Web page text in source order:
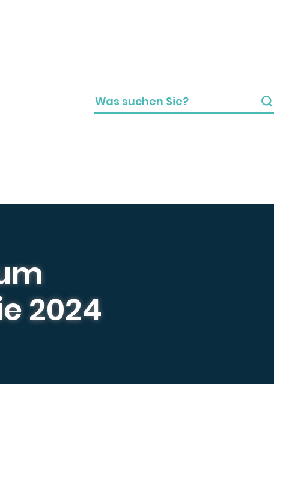
2024